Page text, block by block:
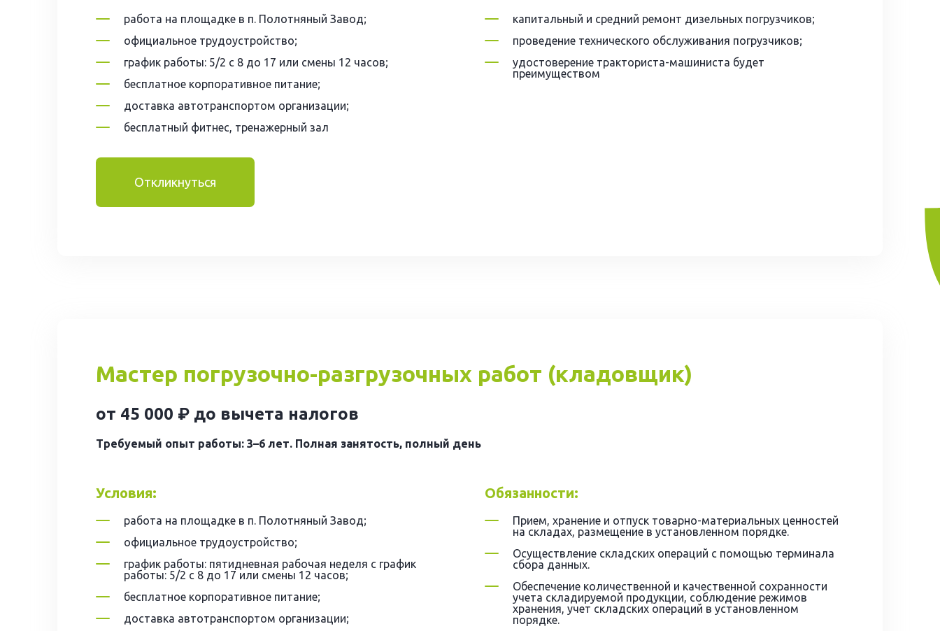
работа на площадке в п. Полотняный Завод;
официальное трудоустройство;
график работы: 5/2 с 8 до 17 или смены 12 часов;
бесплатное корпоративное питание;
доставка автотранспортом организации;
бесплатный фитнес, тренажерный зал
капитальный и средний ремонт дизельных погрузчиков;
проведение технического обслуживания погрузчиков;
удостоверение тракториста-машиниста будет
преимуществом
Откликнуться
Мастер погрузочно-разгрузочных работ (кладовщик)
от 45 000 ₽ до вычета налогов
Требуемый опыт работы: 3–6 лет. Полная занятость, полный день
Условия:
работа на площадке в п. Полотняный Завод;
официальное трудоустройство;
график работы: пятидневная рабочая неделя с график
работы: 5/2 с 8 до 17 или смены 12 часов;
бесплатное корпоративное питание;
доставка автотранспортом организации;
Обязанности:
Прием, хранение и отпуск товарно-материальных ценностей
на складах, размещение в установленном порядке.
Осуществление складских операций с помощью терминала
сбора данных.
Обеспечение количественной и качественной сохранности
учета складируемой продукции, соблюдение режимов
хранения, учет складских операций в установленном
порядке.